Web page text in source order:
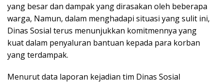
yang besar dan dampak yang dirasakan oleh beberapa
warga, Namun, dalam menghadapi situasi yang sulit ini,
Dinas Sosial terus menunjukkan komitmennya yang
kuat dalam penyaluran bantuan kepada para korban
yang terdampak.
Menurut data laporan kejadian tim Dinas Sosial